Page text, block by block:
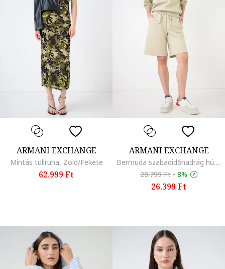
ARMANI EXCHANGE
Mintás tüllruha, Zöld/Fekete
62.999 Ft
ARMANI EXCHANGE
Bermuda szabadidőnadrág húzózsinórral, Világosbézs
28.799 Ft - 8%
26.399 Ft